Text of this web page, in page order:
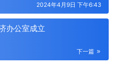
2024年4月9日 下午6:43
办公室成立
下一篇